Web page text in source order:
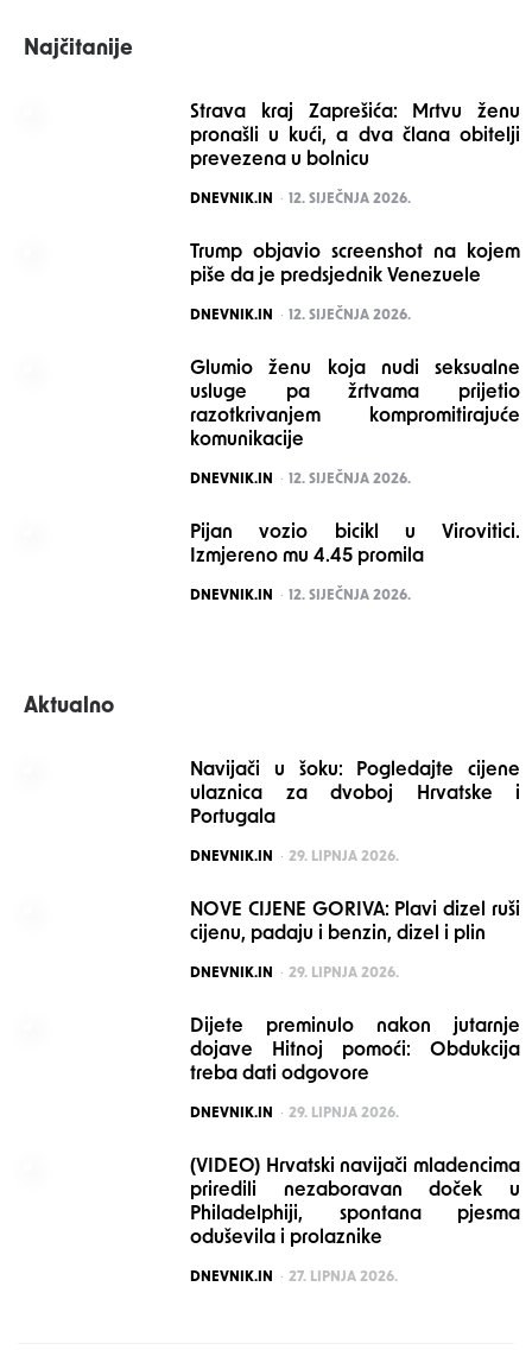
Najčitanije
Strava kraj Zaprešića: Mrtvu ženu
pronašli u kući, a dva člana obitelji
prevezena u bolnicu
POSTED
DNEVNIK.IN 12. SIJEČNJA 2026.
Trump objavio screenshot na kojem
piše da je predsjednik Venezuele
POSTED
DNEVNIK.IN 12. SIJEČNJA 2026.
Glumio ženu koja nudi seksualne
usluge pa žrtvama prijetio
razotkrivanjem kompromitirajuće
komunikacije
POSTED
DNEVNIK.IN 12. SIJEČNJA 2026.
Pijan vozio bicikl u Virovitici.
Izmjereno mu 4.45 promila
POSTED
DNEVNIK.IN 12. SIJEČNJA 2026.
Aktualno
Navijači u šoku: Pogledajte cijene
ulaznica za dvoboj Hrvatske i
Portugala
POSTED
DNEVNIK.IN 29. LIPNJA 2026.
NOVE CIJENE GORIVA: Plavi dizel ruši
cijenu, padaju i benzin, dizel i plin
POSTED
DNEVNIK.IN 29. LIPNJA 2026.
Dijete preminulo nakon jutarnje
dojave Hitnoj pomoći: Obdukcija
treba dati odgovore
POSTED
DNEVNIK.IN 29. LIPNJA 2026.
(VIDEO) Hrvatski navijači mladencima
priredili nezaboravan doček u
Philadelphiji, spontana pjesma
oduševila i prolaznike
POSTED
DNEVNIK.IN 27. LIPNJA 2026.